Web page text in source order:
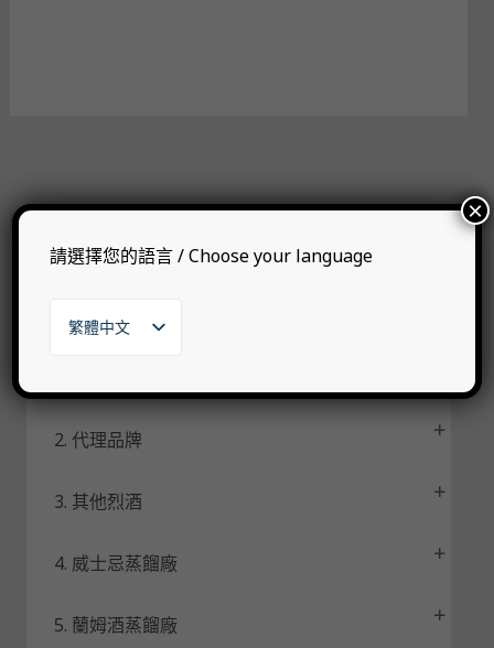
►全品項／型錄首頁
2. 代理品牌
3. 其他烈酒
4. 威士忌蒸餾廠
5. 蘭姆酒蒸餾廠
請選擇您的語言 / Choose your language
繁體中文
English
한국어
×